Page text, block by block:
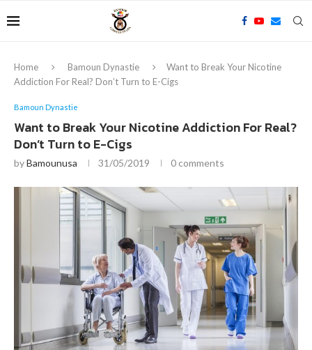
Home Bamoun Dynastie
Want to Break Your Nicotine
Addiction For Real? Don’t Turn to E-Cigs
Bamoun Dynastie
Want to Break Your Nicotine Addiction For Real?
Don’t Turn to E-Cigs
byBamounusa 31/05/2019 0 comments